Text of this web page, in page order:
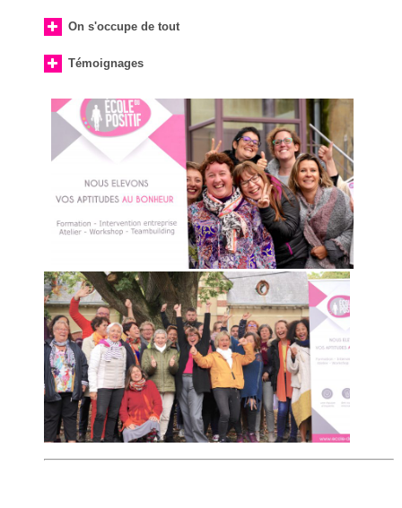
On s'occupe de tout
Témoignages
“J’ai mieux compris la psychologie
positive et me sens maintenant
prête à l”utiliser en cabinet et
auprès de mes clients. Je
pressens un avenir beaucoup
plus radieux. Grand merci.” B T
“Intervenante au top, 3 jours passionnants et j’en perçois
les bénéfices. Bravo encore !” JP G
“Excellent programme de 3 jours, varié et ludique, qui
pose bien les choses avec des outils concrets de
psychologie positive. Très pertinent dans son quotidien. ”
F M
“Je suis désormais convaincue par tant de facilité et
d’efficacité. Félicitations à Me Justine Chabanne pour
ses talents de transmission à distance. ” L P
“WAAOOO, la vague de bonheur est tombée sur moi. Je
vais continuer les exercices appris et jusqu’où ça va aller
? Je suis impatiente de vivre les autres changements.